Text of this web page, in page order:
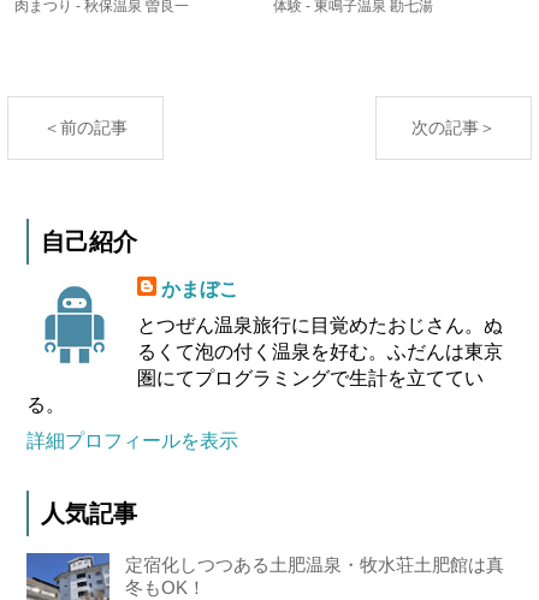
肉まつり - 秋保温泉 曽良一
体験 - 東鳴子温泉 勘七湯
＜前の記事 次の記事＞
自己紹介
かまぼこ
とつぜん温泉旅行に目覚めたおじさん。ぬ
るくて泡の付く温泉を好む。ふだんは東京
圏にてプログラミングで生計を立ててい
る。
詳細プロフィールを表示
人気記事
定宿化しつつある土肥温泉・牧水荘土肥館は真
冬もOK！